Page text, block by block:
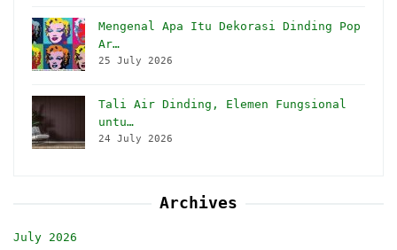
Mengenal Apa Itu Dekorasi Dinding Pop
Ar…
25 July 2026
Tali Air Dinding, Elemen Fungsional
untu…
24 July 2026
Archives
July 2026